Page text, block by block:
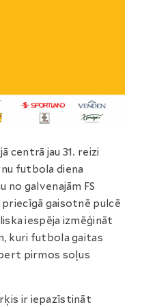
centrā jau 31. reizi
futbola diena
no galvenajām FS
gaisotnē pulcē
iespēja izmēģināt
kuri futbola gaitas
pirmos soļus
ir iepazīstināt